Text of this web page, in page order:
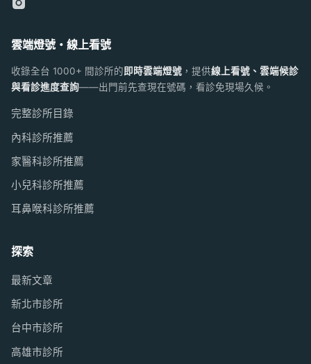
雲端燈號・線上看號
收錄全台 1000+ 間診所的即時雲端燈號 ，提供線上看號、雲端候診
與看診進度查詢——出門前先查現在號碼，看診免現場久候。
完整診所目錄
內科診所推薦
家醫科診所推薦
小兒科診所推薦
耳鼻喉科診所推薦
探索
最新文章
新北市診所
台中市診所
高雄市診所